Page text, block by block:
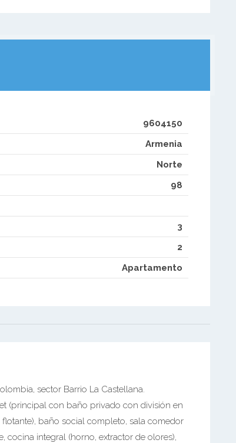
9604150
Armenia
Norte
98
3
2
Apartamento
sector Barrio La Castellana.
(principal con baño privado con división en
baño social completo, sala comedor
cocina integral (horno, extractor de olores),